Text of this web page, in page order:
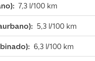
7,3 l/100 km
5,3 l/100 km
6,3 l/100 km